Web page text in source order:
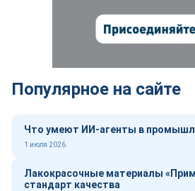
Популярное на сайте
Что умеют ИИ-агенты в
1 июля 2026
Лакокрасочные материалы
стандарт качества